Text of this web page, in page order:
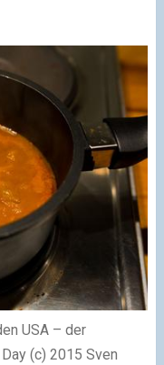
USA – der
(c) 2015 Sven